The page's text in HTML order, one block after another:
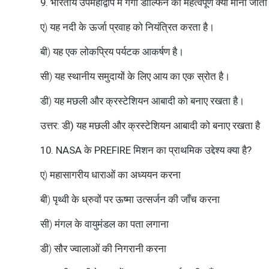
9. भारतीय उपमहाद्वीप में गंगा डॉल्फिन को महत्वपूर्ण क्यों माना
ए) यह नदी के ऊर्जा प्रवाह को नियंत्रित करता है।
बी) यह एक लोकप्रिय पर्यटक आकर्षण है।
सी) यह स्थानीय समुदायों के लिए आय का एक स्रोत है।
डी) यह मछली और क्रस्टेशियन आबादी को बनाए रखता है।
उत्तर: डी) यह मछली और क्रस्टेशियन आबादी को बनाए रखता है
10. NASA के PREFIRE मिशन का प्राथमिक उद्देश्य क्या है?
ए) महासागरीय धाराओं का अध्ययन करना
बी) पृथ्वी के ध्रुवों पर ऊष्मा उत्सर्जन की जाँच करना
सी) मंगल के वायुमंडल का पता लगाना
डी) सौर ज्वालाओं की निगरानी करना